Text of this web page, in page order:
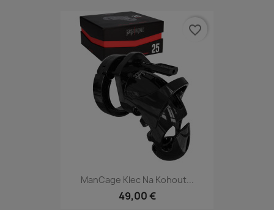
ManCage Klec Na Kohout...
49,00 €
favorite_border